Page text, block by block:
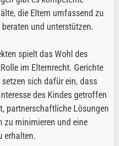
die Eltern umfassend zu
und unterstützen.
spielt das Wohl des
im Elternrecht. Gerichte
sich dafür ein, dass
des Kindes getroffen
partnerschaftliche Lösungen
zu minimieren und eine
erhalten.